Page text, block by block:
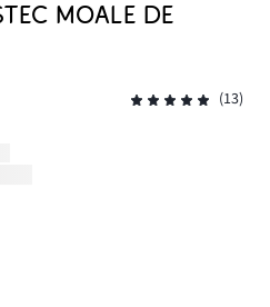
MOALE DE
(13)